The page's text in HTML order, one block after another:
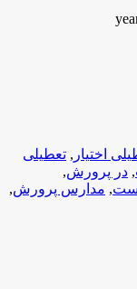
اختیار , تعطیلی
, در پرورش,
, مدارس پرورش,